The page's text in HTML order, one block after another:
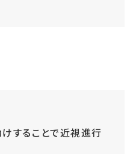
することで近視進行